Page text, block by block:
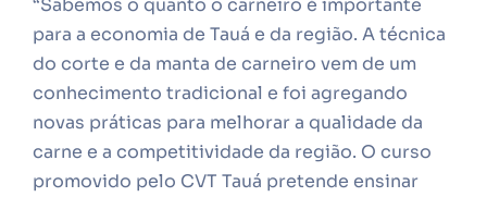
“Sabemos o quanto o carneiro é importante
para a economia de Tauá e da região. A técnica
do corte e da manta de carneiro vem de um
conhecimento tradicional e foi agregando
novas práticas para melhorar a qualidade da
carne e a competitividade da região. O curso
promovido pelo CVT Tauá pretende ensinar